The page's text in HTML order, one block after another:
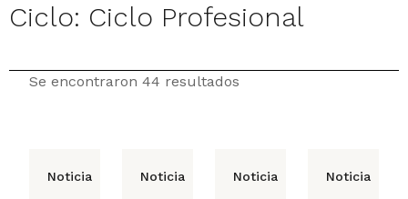
Ciclo: Ciclo Profesional
Se encontraron 44 resultados
Noticia Noticia Noticia Noticia